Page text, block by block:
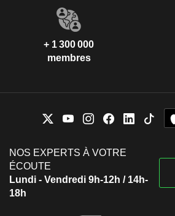
+ 1 300 000
membres
NOS EXPERTS À VOTRE
ÉCOUTE
Lundi - Vendredi 9h-12h / 14h-
18h